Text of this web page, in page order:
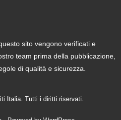
sito vengono verificati e
team prima della pubblicazione,
di qualità e sicurezza.
Italia. Tutti i diritti riservati.